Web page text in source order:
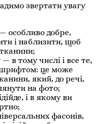
звертати увагу
— особливо добре,
і наблизити, щоб
в тому числі і все те,
це може
який, до речі,
на фото;
і в якому ви
фасонів,